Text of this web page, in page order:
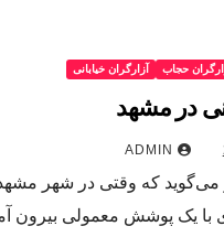
حجاب آزارگران خیابانی
در مشهد
ADMIN
می‌گوید که وقتی در شهر
یک پوشش معمولی بیرون